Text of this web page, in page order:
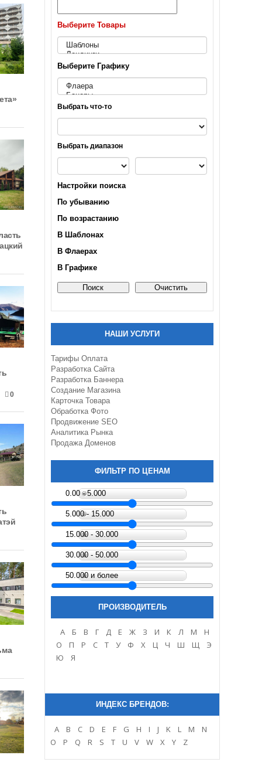
0
Выберите Товары
Выберите Графику
Выбрать что-то
Выбрать диапазон
Настройки поиска
По убыванию
По возрастанию
В Шаблонах
В Флаерах
В Графике
НАШИ УСЛУГИ
Тарифы Оплата
Разработка Сайта
Разработка Баннера
Создание Магазина
Карточка Товара
Обработка Фото
Продвижение SEO
Аналитика Рынка
Продажа Доменов
ФИЛЬТР ПО ЦЕНАМ
0.00 - 5.000
5.000 - 15.000
15.000 - 30.000
30.000 - 50.000
50.000 и более
ПРОИЗВОДИТЕЛЬ
A Б В Г Д Е Ж З И К Л М
Н
О
П Р С Т У Ф Х Ц Ч Ш Щ
Э
Ю
Я
ИНДЕКС БРЕНДОВ:
A B C D E F G H I J K L M
N
O
P Q R S T U V W X Y Z